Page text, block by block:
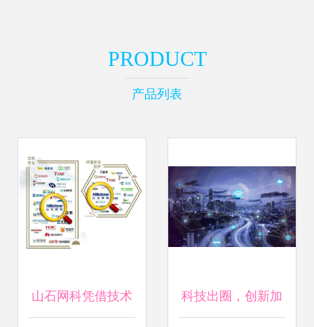
PRODUCT
产品列表
山石网科凭借技术 科技出圈，创新加